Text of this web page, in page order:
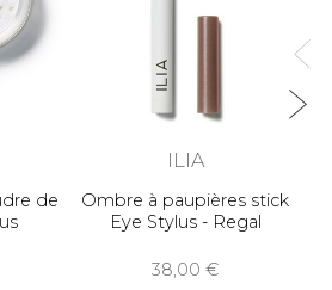
de
ILIA
Ombre à paupières stick
Eye Stylus - Regal
38,00